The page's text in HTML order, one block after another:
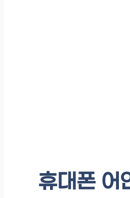
휴대폰 어